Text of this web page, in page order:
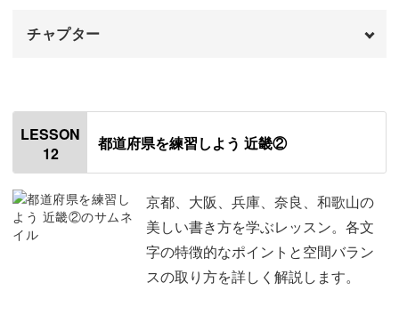
チャプター
「静岡」
「愛知」
「三重」 13:34
16:44
LESSON
12
都道府県を練習しよう 近畿②
京都、大阪、兵庫、奈良、和歌山の
美しい書き方を学ぶレッスン。各文
字の特徴的なポイントと空間バラン
スの取り方を詳しく解説します。